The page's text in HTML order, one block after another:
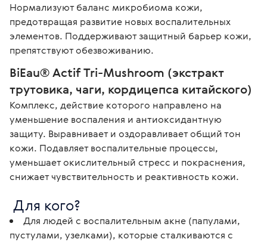
Нормализуют баланс микробиома кожи,
предотвращая развитие новых воспалительных
элементов. Поддерживают защитный барьер кожи,
препятствуют обезвоживанию.
BiEau® Actif Tri-Mushroom (экстракт
трутовика, чаги, кордицепса китайского)
Комплекс, действие которого направлено на
уменьшение воспаления и антиоксидантную
защиту. Выравнивает и оздоравливает общий тон
кожи. Подавляет воспалительные процессы,
уменьшает окислительный стресс и покраснения,
снижает чувствительность и реактивность кожи.
Для кого?
Для людей с воспалительным акне (папулами,
пустулами, узелками), которые сталкиваются с